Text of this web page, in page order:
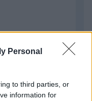
Personal
to third parties, or
information for